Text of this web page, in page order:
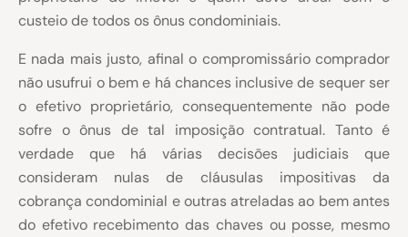
custeio de todos os ônus condominiais.
E nada mais justo, afinal o compromissário comprador
não usufrui o bem e há chances inclusive de sequer ser
o efetivo proprietário, consequentemente não pode
sofre o ônus de tal imposição contratual. Tanto é
verdade que há várias decisões judiciais que
consideram nulas de cláusulas impositivas da
cobrança condominial e outras atreladas ao bem antes
do efetivo recebimento das chaves ou posse, mesmo